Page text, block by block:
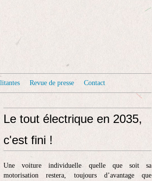
Revue de presse Contact
Le tout électrique en 2035,
c'est fini !
Une voiture individuelle quelle que soit sa
motorisation restera, toujours d’avantage que